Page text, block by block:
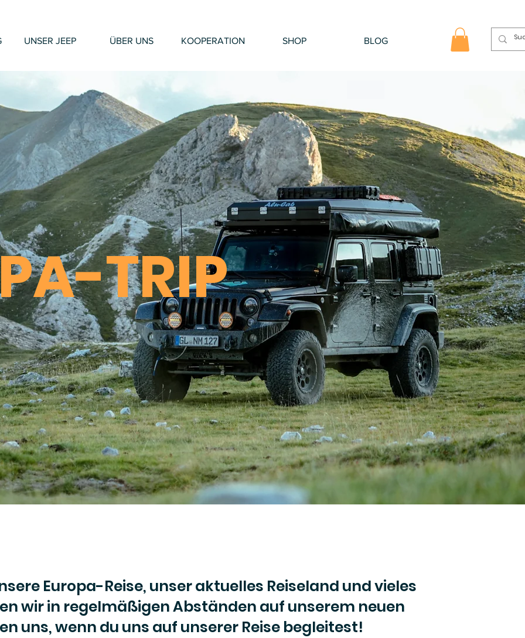
UNSER JEEP ÜBER UNS KOOPERATION SHOP BLOG
TRIP
Europa-Reise, unser aktuelles Reiseland und vieles
wir in regelmäßigen Abständen auf unserem neuen
uns, wenn du uns auf unserer Reise begleitest!